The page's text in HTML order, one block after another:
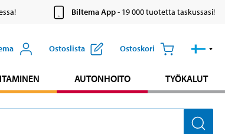
Biltema App- 19 000 tuotetta taskussasi!
Ostoslista Ostoskori
AUTONHOITO TYÖKALUT